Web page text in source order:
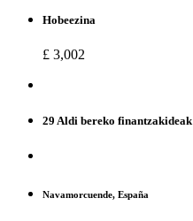
Hobeezina
£ 3,002
29 Aldi bereko finantzakideak
Navamorcuende, España